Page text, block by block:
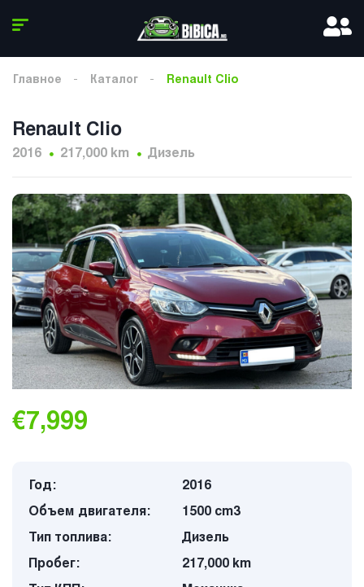
Главное Каталог Renault Clio
Renault Clio
2016 217,000 km Дизель
€7,999
Год:
2016
Объем двигателя:
1500 cm3
Тип топлива:
Дизель
Пробег:
217,000 km